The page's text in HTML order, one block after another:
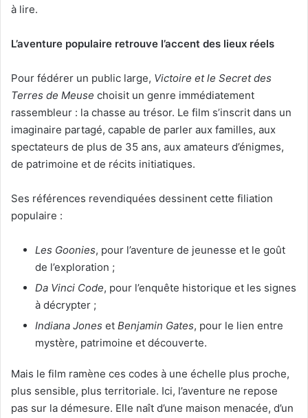
à lire.
L’aventure populaire retrouve l’accent des lieux réels
Pour fédérer un public large, Victoire et le Secret des
Terres de Meuse choisit un genre immédiatement
rassembleur : la chasse au trésor. Le film s’inscrit dans un
imaginaire partagé, capable de parler aux familles, aux
spectateurs de plus de 35 ans, aux amateurs d’énigmes,
de patrimoine et de récits initiatiques.
Ses références revendiquées dessinent cette filiation
populaire :
Les Goonies, pour l’aventure de jeunesse et le goût
de l’exploration ;
Da Vinci Code, pour l’enquête historique et les signes
à décrypter ;
Indiana Jones et Benjamin Gates, pour le lien entre
mystère, patrimoine et découverte.
Mais le film ramène ces codes à une échelle plus proche,
plus sensible, plus territoriale. Ici, l’aventure ne repose
pas sur la démesure. Elle naît d’une maison menacée, d’un